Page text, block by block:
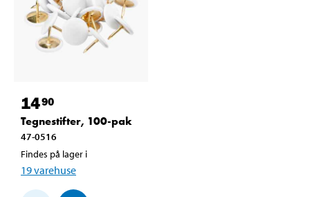
1490
Tegnestifter, 100-pak
47-0516
Findes på lager i
19varehuse